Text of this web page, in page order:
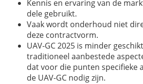
Kennis en ervaring van de
dele gebruikt.
Vaak wordt onderhoud niet
deze contractvorm.
UAV-GC 2025 is minder
traditioneel aanbestede
dat voor die punten specifieke
de UAV-GC nodig zijn.